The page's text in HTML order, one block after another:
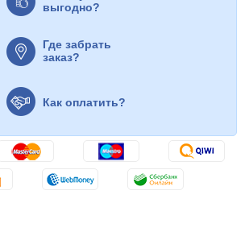
выгодно?
Где забрать
заказ?
Как оплатить?